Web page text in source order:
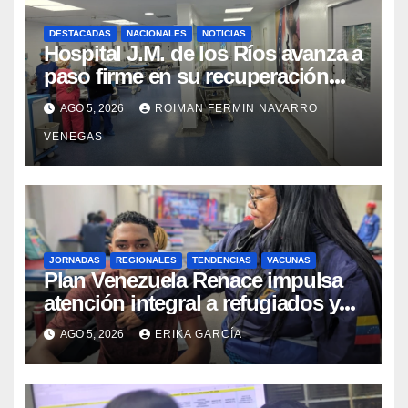
DESTACADAS NACIONALES NOTICIAS
Hospital J.M. de los Ríos avanza a
paso firme en su recuperación
tras los recientes eventos
sísmicos
AGO 5, 2026 ROIMAN FERMIN NAVARRO
VENEGAS
JORNADAS REGIONALES TENDENCIAS VACUNAS
​Plan Venezuela Renace impulsa
atención integral a refugiados y
evaluación de vacunación en
Aragua
AGO 5, 2026 ERIKA GARCÍA